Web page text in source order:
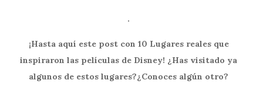
.
¡Hasta aquí este post con 10 Lugares reales que
inspiraron las películas de Disney! ¿Has visitado ya
algunos de estos lugares?¿Conoces algún otro?